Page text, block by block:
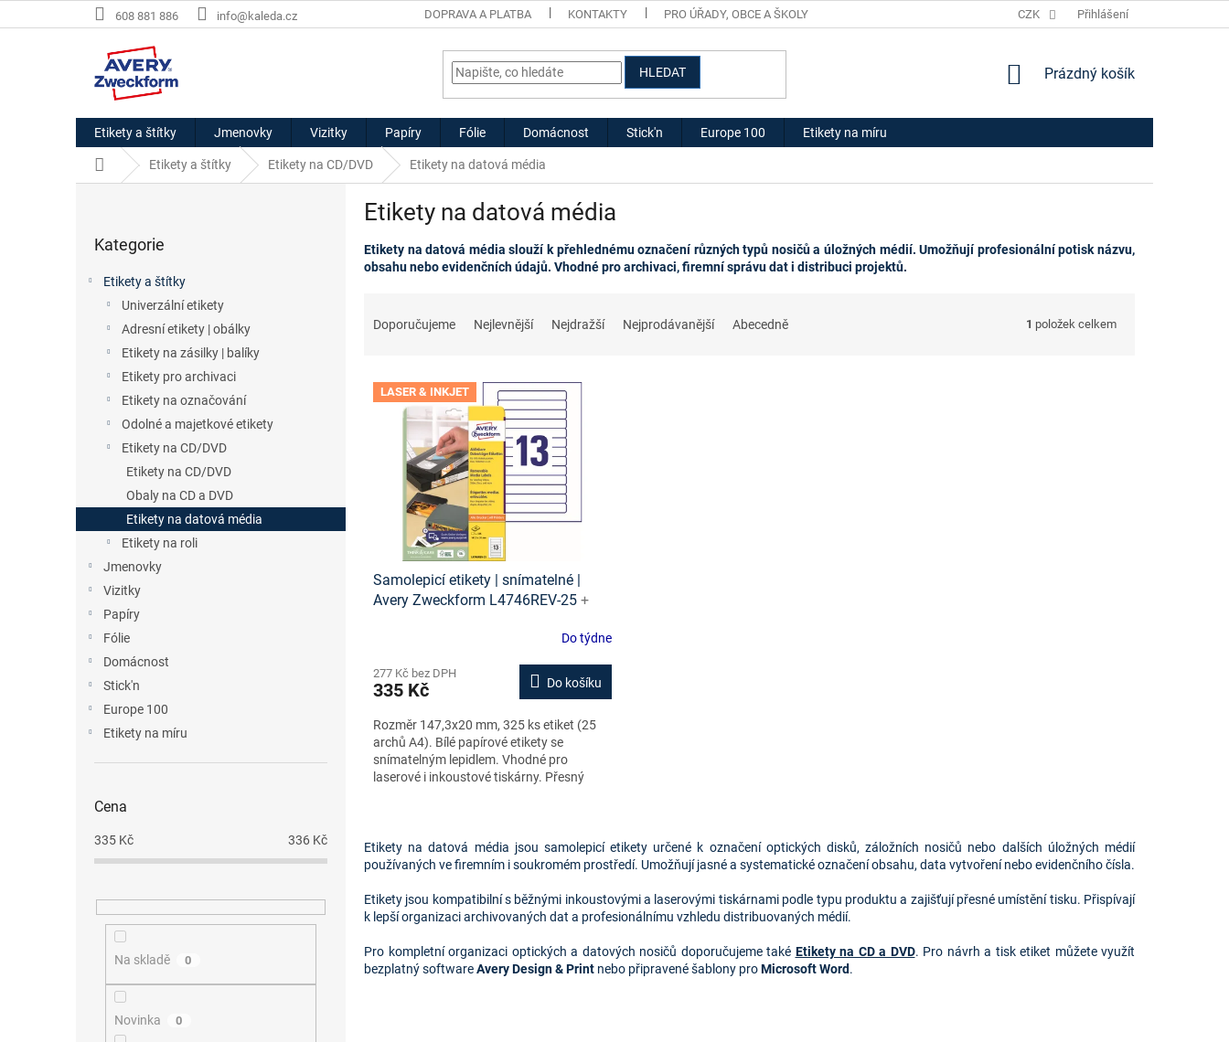
na
608 881 886 info@kaleda.cz DOPRAVA A PLATBA KONTAKTY PRO ÚŘADY, OBCE A ŠKOLY HODNOCENÍ OBCHODU
CZK Přihlášení
HLEDAT
NÁKUPNÍ
Prázdný košík
Etikety a štítky Jmenovky Vizitky Papíry Fólie Domácnost Stick'n Europe 100 Etikety na míru
Domů Etikety a štítky Etikety na CD/DVD Etikety na datová média
kategorie
Kategorie
Etikety a štítky
Univerzální etikety
Adresní etikety | obálky
Etikety na zásilky | balíky
Etikety pro archivaci
Etikety na označování
Odolné a majetkové etikety
Etikety na CD/DVD
Etikety na CD/DVD
Obaly na CD a DVD
Etikety na datová média
Etikety na roli
Jmenovky
Vizitky
Papíry
Fólie
Domácnost
Stick'n
Europe 100
Etikety na míru
Cena
335 Kč 336 Kč
Na skladě 0
Novinka 0
Etikety na datová média
Etikety na datová média slouží k přehlednému označení různých typů nosičů a úložných médií. Umožňují profesionální potisk názvu,
obsahu nebo evidenčních údajů. Vhodné pro archivaci, firemní správu dat i distribuci projektů.
Doporučujeme Nejlevnější Nejdražší Nejprodávanější Abecedně 1 položek celkem
V LASER & INKJET
Samolepicí etikety | snímatelné |
Avery Zweckform L4746REV-25 +
Do týdne
277 Kč bez DPH
335 Kč Do košíku
Rozměr 147,3x20 mm, 325 ks etiket (25
archů A4). Bílé papírové etikety se
snímatelným lepidlem. Vhodné pro
laserové i inkoustové tiskárny. Přesný
l
á
a
c
p
r
Etikety na datová média jsou samolepicí etikety určené k označení optických disků, záložních nosičů nebo dalších úložných médií
používaných ve firemním i soukromém prostředí. Umožňují jasné a systematické označení obsahu, data vytvoření nebo evidenčního čísla.
Etikety jsou kompatibilní s běžnými inkoustovými a laserovými tiskárnami podle typu produktu a zajišťují přesné umístění tisku. Přispívají
k lepší organizaci archivovaných dat a profesionálnímu vzhledu distribuovaných médií.
Pro kompletní organizaci optických a datových nosičů doporučujeme také Etikety na CD a DVD. Pro návrh a tisk etiket můžete využít
bezplatný softwareAvery Design & Print nebo připravené šablony proMicrosoft Word.